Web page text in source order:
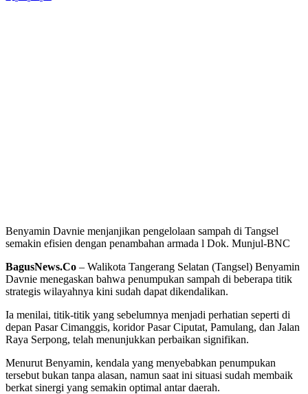
Benyamin Davnie menjanjikan pengelolaan sampah di Tangsel
semakin efisien dengan penambahan armada l Dok. Munjul-BNC
BagusNews.Co – Walikota Tangerang Selatan (Tangsel) Benyamin
Davnie menegaskan bahwa penumpukan sampah di beberapa titik
strategis wilayahnya kini sudah dapat dikendalikan.
Ia menilai, titik-titik yang sebelumnya menjadi perhatian seperti di
depan Pasar Cimanggis, koridor Pasar Ciputat, Pamulang, dan Jalan
Raya Serpong, telah menunjukkan perbaikan signifikan.
Menurut Benyamin, kendala yang menyebabkan penumpukan
tersebut bukan tanpa alasan, namun saat ini situasi sudah membaik
berkat sinergi yang semakin optimal antar daerah.